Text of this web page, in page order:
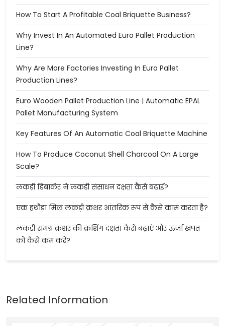
How To Start A Profitable Coal Briquette Business?
Why Invest In An Automated Euro Pallet Production
Line?
Why Are More Factories Investing In Euro Pallet
Production Lines?
Euro Wooden Pallet Production Line | Automatic EPAL
Pallet Manufacturing System
Key Features Of An Automatic Coal Briquette Machine
How To Produce Coconut Shell Charcoal On A Large
Scale?
लकड़ी डिबार्कर ने लकड़ी संसाधन दक्षता कैसे बढ़ाई?
एक हथौड़ा मिल लकड़ी क्रशर आंतरिक रूप से कैसे काम करता है?
लकड़ी समग्र क्रशर की क्रशिंग दक्षता कैसे बढ़ाएं और ऊर्जा खपत
को कैसे कम करें?